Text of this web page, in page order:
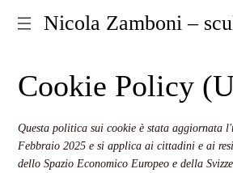
Nicola Zamboni –
Cookie Policy
Questa politica sui cookie è stata aggiornata
Febbraio 2025 e si applica ai cittadini e ai
dello Spazio Economico Europeo e della